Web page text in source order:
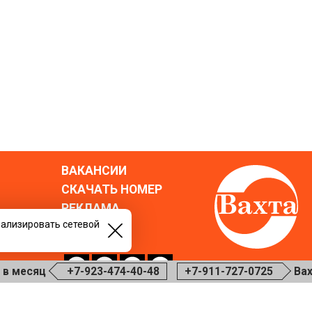
+7-923-474-40-48 +7-911-727-0725 Вахта
ВАКАНСИИ
СКАЧАТЬ НОМЕР
РЕКЛАМА
БЛОГ
сетевой